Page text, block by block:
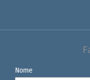
Nome